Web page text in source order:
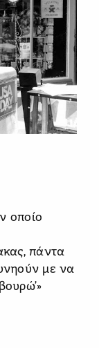
οποίο
πάντα
με να